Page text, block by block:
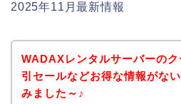
2025年11月最新情報
WADAXレンタルサーバーのク
引セールなどお得な情報がな
みました～♪